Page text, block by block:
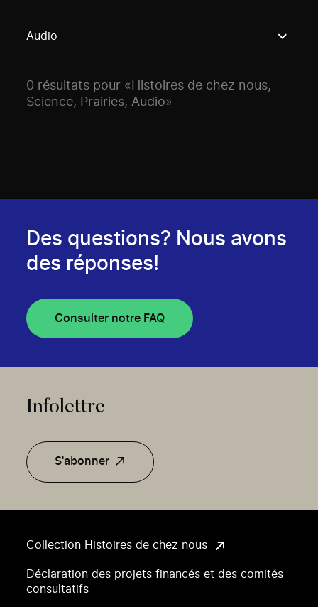
Audio
0 résultats pour «Histoires de chez nous,
Science, Prairies, Audio»
Collection Histoires de chez nous
Déclaration des projets financés et des comités
consultatifs
Des questions? Nous avons
des réponses!
Consulter notre FAQ
Infolettre
S'abonner